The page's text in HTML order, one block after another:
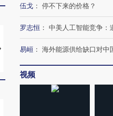
马航飞行员跨国走私7万
视线｜被称为“
育部长拱下台
伍戈 ： 停不下来的价格？
罗志恒 ： 中美人工智能竞争：
易峘 ： 海外能源供给缺口对中
视频